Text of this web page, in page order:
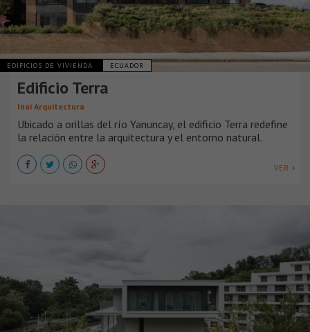
EDIFICIOS DE VIVIENDA ECUADOR
Edificio Terra
Inai Arquitectura
Ubicado a orillas del río Yanuncay, el edificio Terra redefine
la relación entre la arquitectura y el entorno natural.
VER +